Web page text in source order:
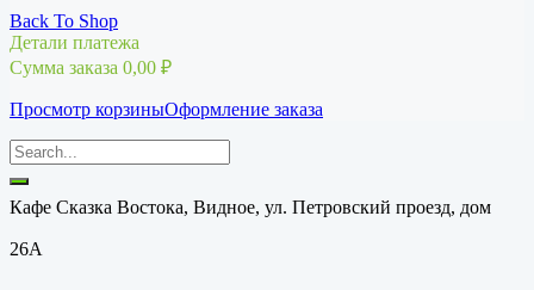
Back To Shop
Детали платежа
Сумма заказа 0,00 ₽
Просмотр корзиныОформление заказа
Кафе Сказка Востока, Видное, ул. Петровский проезд, дом
26А